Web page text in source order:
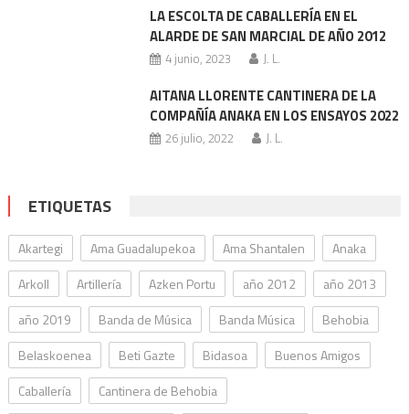
LA ESCOLTA DE CABALLERÍA EN EL
ALARDE DE SAN MARCIAL DE AÑO 2012
4 junio, 2023 J. L.
AITANA LLORENTE CANTINERA DE LA
COMPAÑÍA ANAKA EN LOS ENSAYOS 2022
26 julio, 2022 J. L.
ETIQUETAS
Akartegi Ama Guadalupekoa Ama Shantalen
Anaka
Arkoll
Artillería Azken Portu año 2012
año 2013
año 2019
Banda de Música Banda Música
Behobia
Belaskoenea
Beti Gazte Bidasoa
Buenos Amigos
Caballería
Cantinera de Behobia